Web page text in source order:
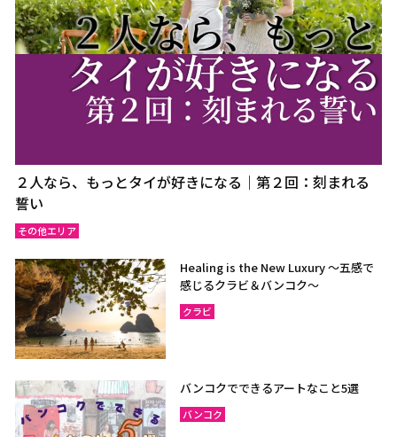
２人なら、もっとタイが好きになる｜第２回：刻まれる
誓い
その他エリア
Healing is the New Luxury ～五感で
感じるクラビ＆バンコク～
クラビ
バンコクでできるアートなこと5選
バンコク